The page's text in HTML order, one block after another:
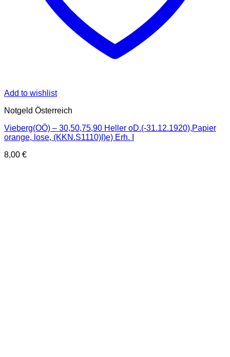
Add to wishlist
Notgeld Österreich
Vieberg(OÖ) – 30,50,75,90 Heller oD.(-31.12.1920),Papier
orange, lose, (KKN.S1110)I)e) Erh. I
8,00 €